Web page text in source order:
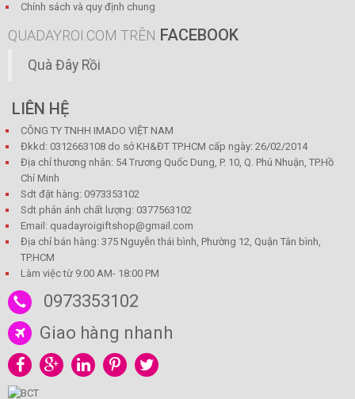
Chính sách và quy định chung
QUADAYROI.COM TRÊN FACEBOOK
Quà Đây Rồi
LIÊN HỆ
CÔNG TY TNHH IMADO VIỆT NAM
Đkkd: 0312663108 do sở KH&ĐT TP.HCM cấp ngày: 26/02/2014
Địa chỉ thương nhân: 54 Trương Quốc Dung, P. 10, Q. Phú Nhuận, TP.Hồ
Chí Minh
Sdt đặt hàng: 0973353102
Sdt phản ánh chất lượng: 0377563102
Email: quadayroigiftshop@gmail.com
Địa chỉ bán hàng: 375 Nguyễn thái bình, Phường 12, Quận Tân bình,
TP.HCM
Làm việc từ 9:00 AM- 18:00 PM
0973353102
Giao hàng nhanh